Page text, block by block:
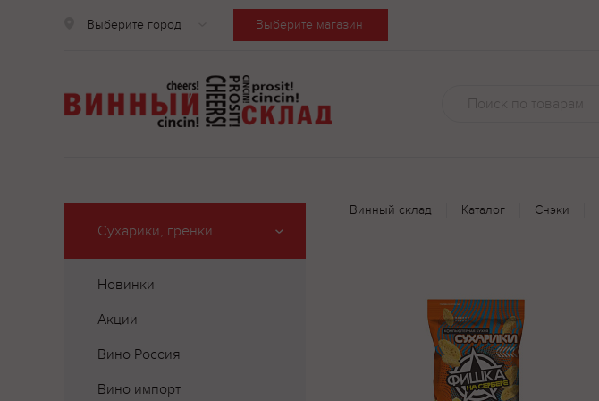
Выберите город Выберите магазин
Сухарики, гренки
Новинки
Акции
Вино Россия
Вино импорт
Винный склад Каталог Снэки